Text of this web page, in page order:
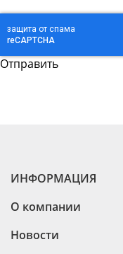
ИНФОРМАЦИЯ
О компании
Новости